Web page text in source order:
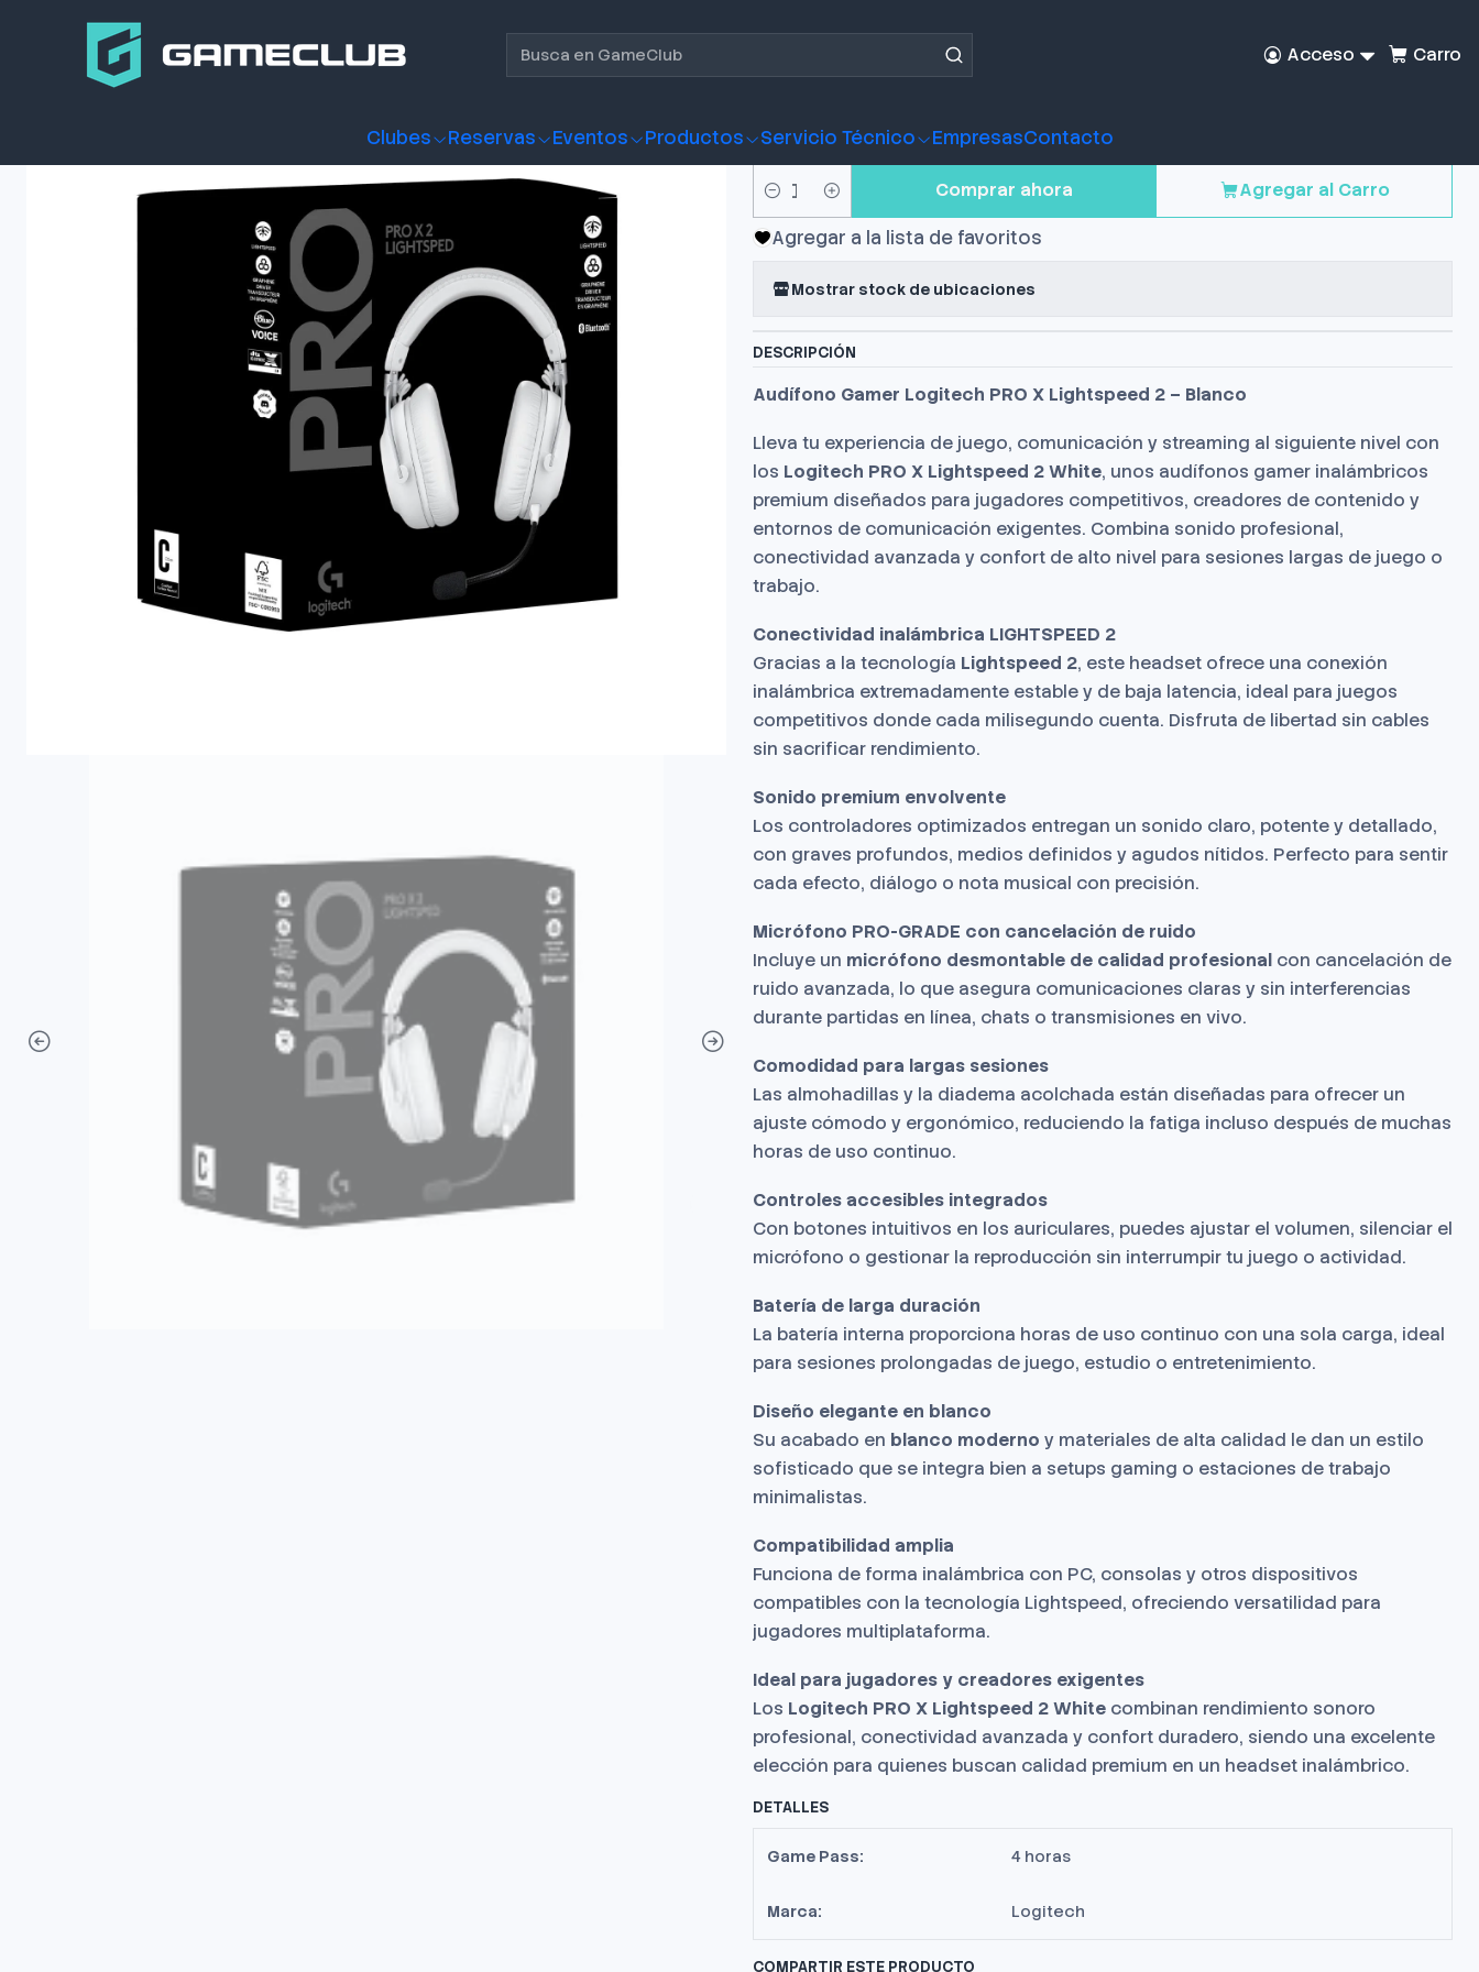
Acceso Carro
Clubes Reservas Eventos Productos Servicio Técnico EmpresasContacto
Productos
Audifono Gamer Logitech PRO X
Lightspeed 2 White
Cantidad
Agregar al Carro
Comprar ahora
Agregar a la lista de favoritos
Mostrar stock de ubicaciones
DESCRIPCIÓN
Audífono Gamer Logitech PRO X Lightspeed 2 – Blanco
Lleva tu experiencia de juego, comunicación y streaming al siguiente nivel con
los Logitech PRO X Lightspeed 2 White, unos audífonos gamer inalámbricos
premium diseñados para jugadores competitivos, creadores de contenido y
entornos de comunicación exigentes. Combina sonido profesional,
conectividad avanzada y confort de alto nivel para sesiones largas de juego o
trabajo.
Conectividad inalámbrica LIGHTSPEED 2
Gracias a la tecnología Lightspeed 2, este headset ofrece una conexión
inalámbrica extremadamente estable y de baja latencia, ideal para juegos
competitivos donde cada milisegundo cuenta. Disfruta de libertad sin cables
sin sacrificar rendimiento.
Sonido premium envolvente
Los controladores optimizados entregan un sonido claro, potente y detallado,
con graves profundos, medios definidos y agudos nítidos. Perfecto para sentir
cada efecto, diálogo o nota musical con precisión.
Micrófono PRO-GRADE con cancelación de ruido
Incluye un micrófono desmontable de calidad profesional con cancelación de
ruido avanzada, lo que asegura comunicaciones claras y sin interferencias
durante partidas en línea, chats o transmisiones en vivo.
Comodidad para largas sesiones
Las almohadillas y la diadema acolchada están diseñadas para ofrecer un
ajuste cómodo y ergonómico, reduciendo la fatiga incluso después de muchas
horas de uso continuo.
Controles accesibles integrados
Con botones intuitivos en los auriculares, puedes ajustar el volumen, silenciar el
micrófono o gestionar la reproducción sin interrumpir tu juego o actividad.
Batería de larga duración
La batería interna proporciona horas de uso continuo con una sola carga, ideal
para sesiones prolongadas de juego, estudio o entretenimiento.
Diseño elegante en blanco
Su acabado en blanco moderno y materiales de alta calidad le dan un estilo
sofisticado que se integra bien a setups gaming o estaciones de trabajo
minimalistas.
Compatibilidad amplia
Funciona de forma inalámbrica con PC, consolas y otros dispositivos
compatibles con la tecnología Lightspeed, ofreciendo versatilidad para
jugadores multiplataforma.
Ideal para jugadores y creadores exigentes
Los Logitech PRO X Lightspeed 2 White combinan rendimiento sonoro
profesional, conectividad avanzada y confort duradero, siendo una excelente
elección para quienes buscan calidad premium en un headset inalámbrico.
DETALLES
Game Pass: 4 horas
Marca: Logitech
COMPARTIR ESTE PRODUCTO